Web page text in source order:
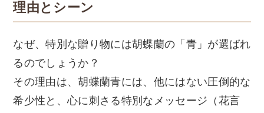
理由とシーン
なぜ、特別な贈り物には胡蝶蘭の「青」が選ばれ
るのでしょうか？
その理由は、胡蝶蘭青には、他にはない圧倒的な
希少性と、心に刺さる特別なメッセージ（花言